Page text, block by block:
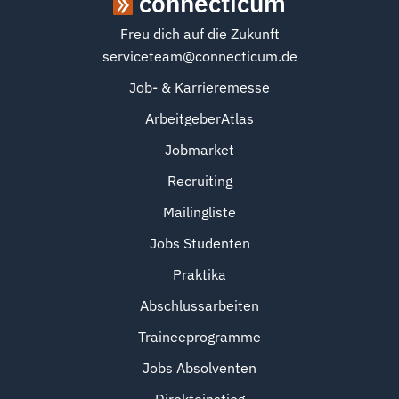
Freu dich auf die Zukunft
serviceteam@connecticum.de
Job- & Karrieremesse
ArbeitgeberAtlas
Jobmarket
Recruiting
Mailingliste
Jobs Studenten
Praktika
Abschlussarbeiten
Traineeprogramme
Jobs Absolventen